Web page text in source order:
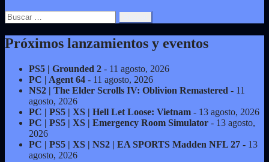
Buscar:
Próximos lanzamientos y eventos
PS5 | Grounded 2 - 11 agosto, 2026
PC | Agent 64 - 11 agosto, 2026
NS2 | The Elder Scrolls IV: Oblivion Remastered - 11
agosto, 2026
PC | PS5 | XS | Hell Let Loose: Vietnam - 13 agosto, 2026
PC | PS5 | XS | Emergency Room Simulator - 13 agosto,
2026
PC | PS5 | XS | NS2 | EA SPORTS Madden NFL 27 - 13
agosto, 2026